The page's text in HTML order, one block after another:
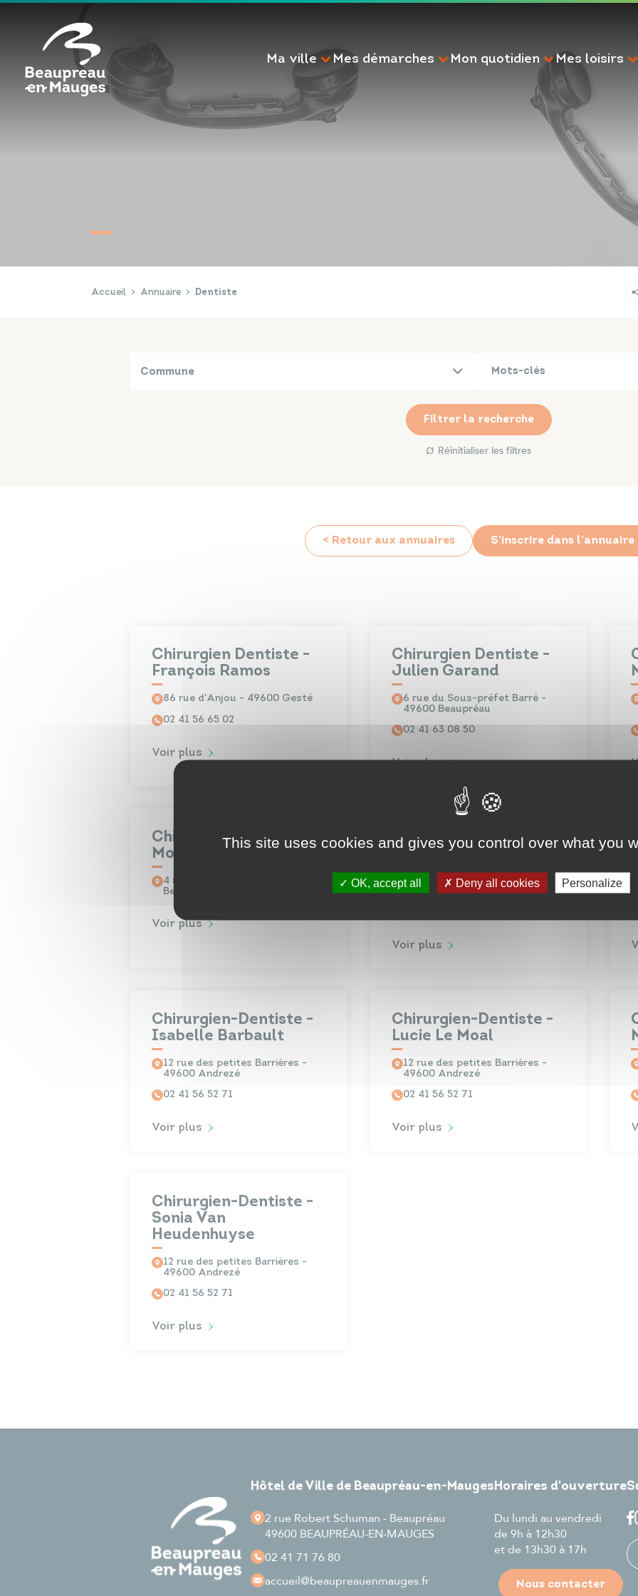
Ma ville Mes démarches Mon quotidien Mes loisirs
Accueil Annuaire Dentiste
Commune
Filtrer la recherche
Réinitialiser les filtres
< Retour aux annuaires S'inscrire dans l'annuaire
Chirurgien Dentiste -
François Ramos
86 rue d'Anjou - 49600 Gesté
02 41 56 65 02
Voir plus
Chirurgien Dentiste -
Julien Garand
6 rue du Sous-préfet Barré -
49600 Beaupréau
02 41 63 08 50
Voir plus
Chirurgien Dentiste -
Mohammed Naaim
4 rue Ambroise Paré - 49600
Beaupréau
Voir plus
Chirurgien-Dentiste -
François Jacq
12 rue des petites Barrières -
49600 Andrezé
Voir plus
Chirurgien-Dentiste -
Isabelle Barbault
12 rue des petites Barrières -
49600 Andrezé
02 41 56 52 71
Voir plus
Chirurgien-Dentiste -
Lucie Le Moal
12 rue des petites Barrières -
49600 Andrezé
02 41 56 52 71
Voir plus
Chirurgien-Dentiste -
Sonia Van
Heudenhuyse
12 rue des petites Barrières -
49600 Andrezé
02 41 56 52 71
Voir plus
Hôtel de Ville de Beaupréau-en-Mauges
2 rue Robert Schuman - Beaupréau
49600 BEAUPRÉAU-EN-MAUGES
02 41 71 76 80
accueil@beaupreauenmauges.fr
Horaires d'ouverture
Du lundi au vendredi
de 9h à 12h30
et de 13h30 à 17h
Nous contacter
Cookies management panel
This site uses cookies and gives you control over what you
OK, accept all Deny all cookies Personalize